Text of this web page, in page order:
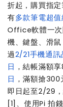
折起，購買指
有多款筆電超
Office軟體一次
機、鍵盤、滑
過2/21手機通訊
日 ，結帳滿額
日 ，滿額搶
即日起至2/29
[1] 、使用Pi 拍